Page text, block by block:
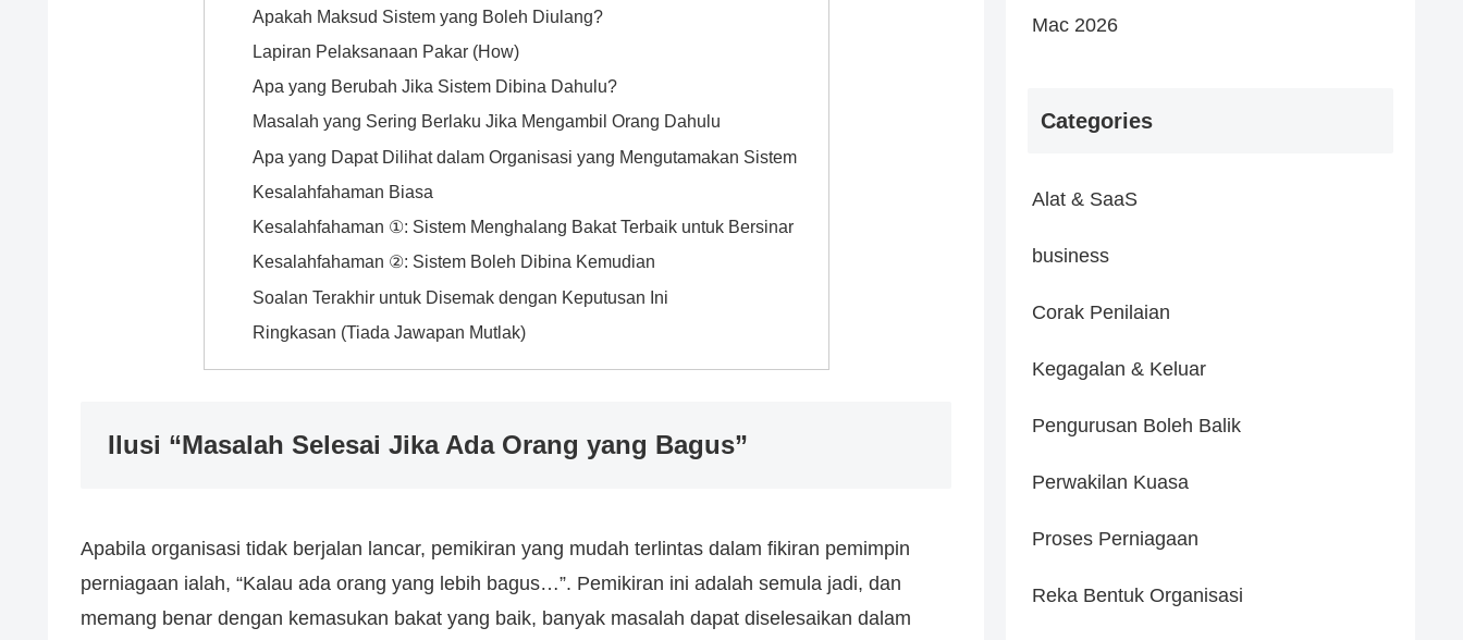
Apakah Maksud Sistem yang Boleh Diulang?
Lapiran Pelaksanaan Pakar (How)
Apa yang Berubah Jika Sistem Dibina Dahulu?
Masalah yang Sering Berlaku Jika Mengambil Orang Dahulu
Apa yang Dapat Dilihat dalam Organisasi yang Mengutamakan Sistem
Kesalahfahaman Biasa
Kesalahfahaman ①: Sistem Menghalang Bakat Terbaik untuk Bersinar
Kesalahfahaman ②: Sistem Boleh Dibina Kemudian
Soalan Terakhir untuk Disemak dengan Keputusan Ini
Ringkasan (Tiada Jawapan Mutlak)
Ilusi “Masalah Selesai Jika Ada Orang yang Bagus”
Apabila organisasi tidak berjalan lancar, pemikiran yang mudah terlintas dalam fikiran pemimpin
perniagaan ialah, “Kalau ada orang yang lebih bagus…”. Pemikiran ini adalah semula jadi, dan
memang benar dengan kemasukan bakat yang baik, banyak masalah dapat diselesaikan dalam
Mac 2026
Categories
Alat & SaaS
business
Corak Penilaian
Kegagalan & Keluar
Pengurusan Boleh Balik
Perwakilan Kuasa
Proses Perniagaan
Reka Bentuk Organisasi